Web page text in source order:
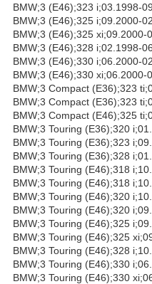
BMW;3 (E46);323 i;03.1998-
BMW;3 (E46);325 i;09.2000-
BMW;3 (E46);325 xi;09.2000-
BMW;3 (E46);328 i;02.1998-
BMW;3 (E46);330 i;06.2000-
BMW;3 (E46);330 xi;06.2000-
BMW;3 Compact (E36);323
BMW;3 Compact (E36);323
BMW;3 Compact (E46);325
BMW;3 Touring (E36);320
BMW;3 Touring (E36);323
BMW;3 Touring (E36);328
BMW;3 Touring (E46);318
BMW;3 Touring (E46);318
BMW;3 Touring (E46);320
BMW;3 Touring (E46);320
BMW;3 Touring (E46);325
BMW;3 Touring (E46);325
BMW;3 Touring (E46);328
BMW;3 Touring (E46);330
BMW;3 Touring (E46);330